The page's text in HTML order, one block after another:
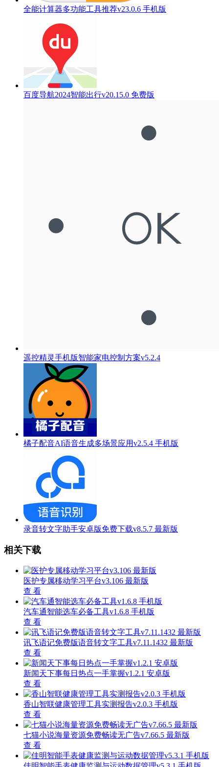
全能计算器多功能工具推荐v23.0.6 手机版
百度导航2024智能出行v20.15.0 免费版
遥控精灵手机版智能家电控制方案v5.2.4
橘子配音AI语音生成多场景应用v2.5.4 手机版
录音转文字助手安卓版免费下载v8.5.7 最新版
相关下载
医护专属移动学习平台v3.106 最新版
查 看
汽车通智能选车必备工具v1.6.8 手机版
查 看
讯飞语记免费版语音转文字工具v7.11.1432 最新版
查 看
新闻天下事每日热点一手掌握v1.2.1 安卓版
查 看
香山智联健康管理工具实测报告v2.0.3 手机版
查 看
七猫小说海量资源免费畅读无广告v7.66.5 最新版
查 看